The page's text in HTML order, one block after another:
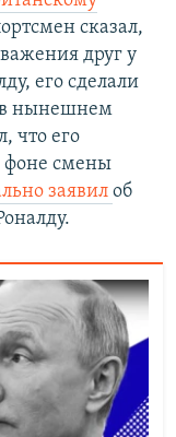
сказал,
друг у
его сделали
в нынешнем
что его
фоне смены
заявил об